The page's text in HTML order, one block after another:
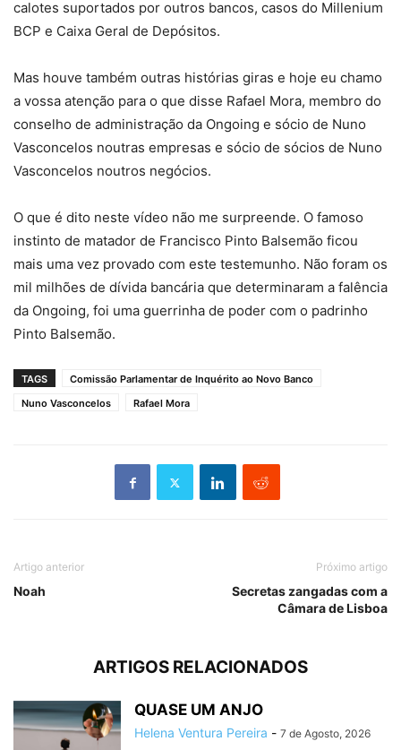
calotes suportados por outros bancos, casos do Millenium
BCP e Caixa Geral de Depósitos.
Mas houve também outras histórias giras e hoje eu chamo
a vossa atenção para o que disse Rafael Mora, membro do
conselho de administração da Ongoing e sócio de Nuno
Vasconcelos noutras empresas e sócio de sócios de Nuno
Vasconcelos noutros negócios.
O que é dito neste vídeo não me surpreende. O famoso
instinto de matador de Francisco Pinto Balsemão ficou
mais uma vez provado com este testemunho. Não foram os
mil milhões de dívida bancária que determinaram a falência
da Ongoing, foi uma guerrinha de poder com o padrinho
Pinto Balsemão.
TAGS
Comissão Parlamentar de Inquérito ao Novo Banco
Nuno Vasconcelos
Rafael Mora
Artigo anterior
Noah
Próximo artigo
Secretas zangadas com a
Câmara de Lisboa
ARTIGOS RELACIONADOS
QUASE UM ANJO
Helena Ventura Pereira - 7 de Agosto, 2026